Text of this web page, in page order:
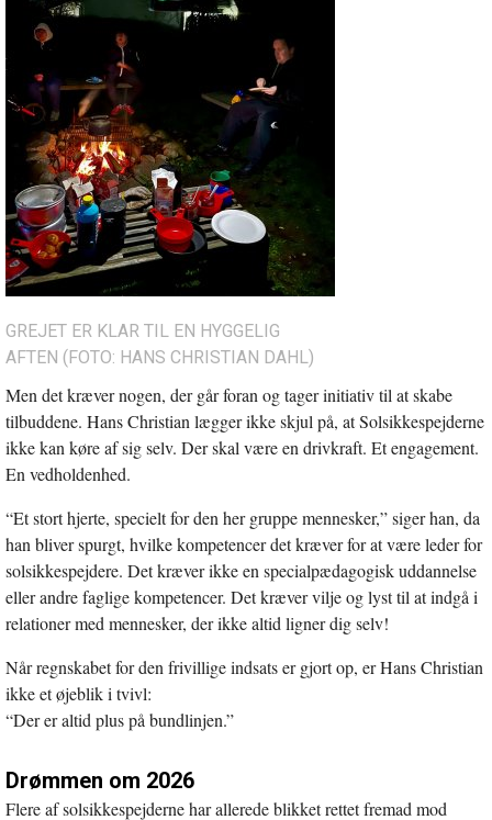
GREJET ER KLAR TIL EN HYGGELIG
AFTEN (FOTO: HANS CHRISTIAN DAHL)
Men det kræver nogen, der går foran og tager initiativ til at skabe
tilbuddene. Hans Christian lægger ikke skjul på, at Solsikkespejderne
ikke kan køre af sig selv. Der skal være en drivkraft. Et engagement.
En vedholdenhed.
“Et stort hjerte, specielt for den her gruppe mennesker,” siger han, da
han bliver spurgt, hvilke kompetencer det kræver for at være leder for
solsikkespejdere. Det kræver ikke en specialpædagogisk uddannelse
eller andre faglige kompetencer. Det kræver vilje og lyst til at indgå i
relationer med mennesker, der ikke altid ligner dig selv!
Når regnskabet for den frivillige indsats er gjort op, er Hans Christian
ikke et øjeblik i tvivl:
“Der er altid plus på bundlinjen.”
Drømmen om 2026
Flere af solsikkespejderne har allerede blikket rettet fremad mod